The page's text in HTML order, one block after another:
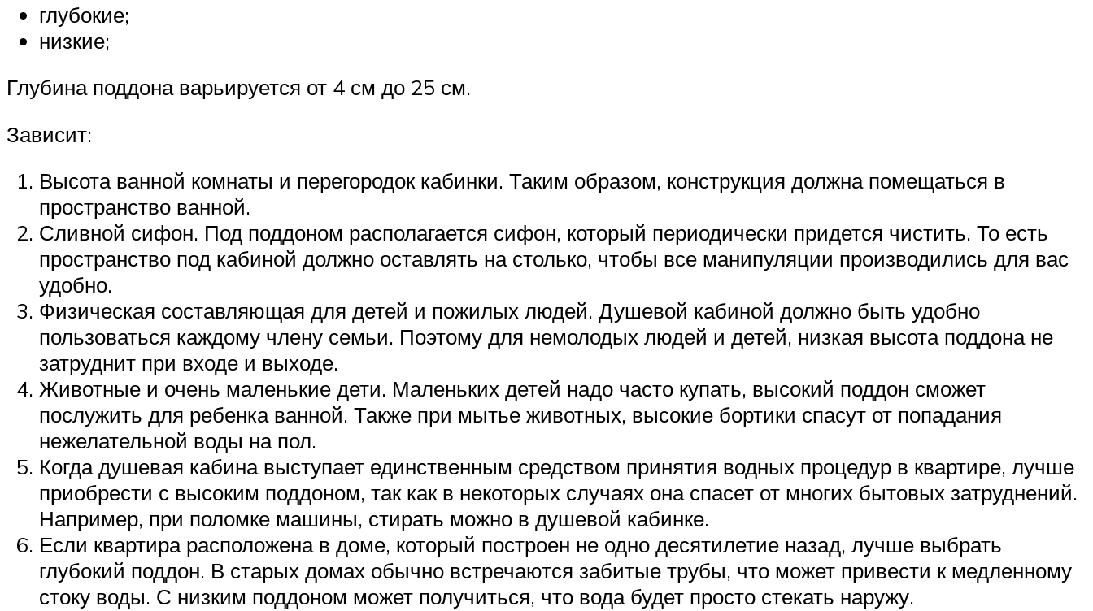
глубокие;
низкие;
Глубина поддона варьируется от 4 см до 25 см.
Зависит:
Высота ванной комнаты и перегородок кабинки. Таким образом, конструкция должна помещаться в
пространство ванной.
Сливной сифон. Под поддоном располагается сифон, который периодически придется чистить. То есть
пространство под кабиной должно оставлять на столько, чтобы все манипуляции производились для вас
удобно.
Физическая составляющая для детей и пожилых людей. Душевой кабиной должно быть удобно
пользоваться каждому члену семьи. Поэтому для немолодых людей и детей, низкая высота поддона не
затруднит при входе и выходе.
Животные и очень маленькие дети. Маленьких детей надо часто купать, высокий поддон сможет
послужить для ребенка ванной. Также при мытье животных, высокие бортики спасут от попадания
нежелательной воды на пол.
Когда душевая кабина выступает единственным средством принятия водных процедур в квартире, лучше
приобрести с высоким поддоном, так как в некоторых случаях она спасет от многих бытовых затруднений.
Например, при поломке машины, стирать можно в душевой кабинке.
Если квартира расположена в доме, который построен не одно десятилетие назад, лучше выбрать
глубокий поддон. В старых домах обычно встречаются забитые трубы, что может привести к медленному
стоку воды. С низким поддоном может получиться, что вода будет просто стекать наружу.